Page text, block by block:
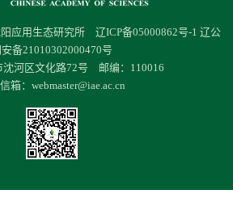
应用生态研究所 辽ICP备05000862号-1 辽公
安备21010302000470号
沈河区文化路72号 邮编：110016
箱： webmaster@iae.ac.cn